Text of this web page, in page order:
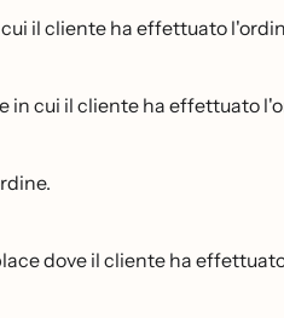
il cliente ha effettuato
in cui il cliente ha effettuato
dove il cliente ha